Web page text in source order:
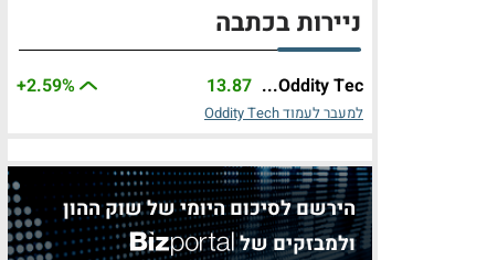
ניירות בכתבה
Oddity Tec...
13.87
+2.59%
למעבר לעמוד Oddity Tech
הירשם לסיכום היומי של שוק ההון
ולמבזקים של